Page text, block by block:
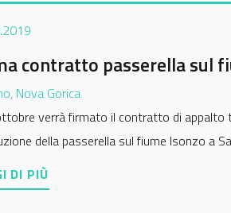
contratto passerella sul
Nova Gorica
verrà firmato il contratto di appalto
della passerella sul fiume Isonzo a
DI PIÙ